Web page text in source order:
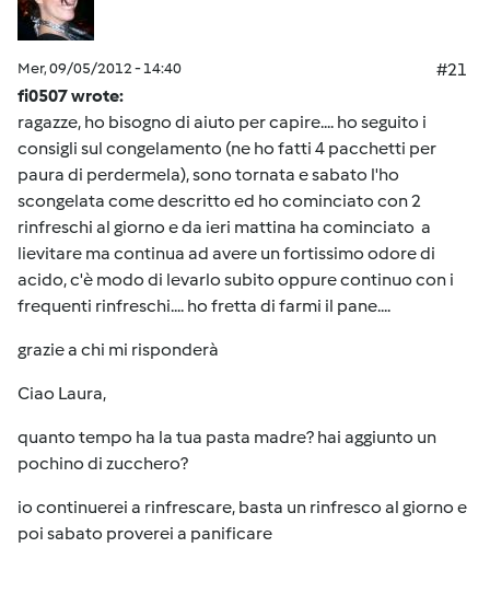
Mer, 09/05/2012 - 14:40
#21
fi0507 wrote:
ragazze, ho bisogno di aiuto per capire.... ho seguito i
consigli sul congelamento (ne ho fatti 4 pacchetti per
paura di perdermela), sono tornata e sabato l'ho
scongelata come descritto ed ho cominciato con 2
rinfreschi al giorno e da ieri mattina ha cominciato a
lievitare ma continua ad avere un fortissimo odore di
acido, c'è modo di levarlo subito oppure continuo con i
frequenti rinfreschi.... ho fretta di farmi il pane....
grazie a chi mi risponderà
Ciao Laura,
quanto tempo ha la tua pasta madre? hai aggiunto un
pochino di zucchero?
io continuerei a rinfrescare, basta un rinfresco al giorno e
poi sabato proverei a panificare